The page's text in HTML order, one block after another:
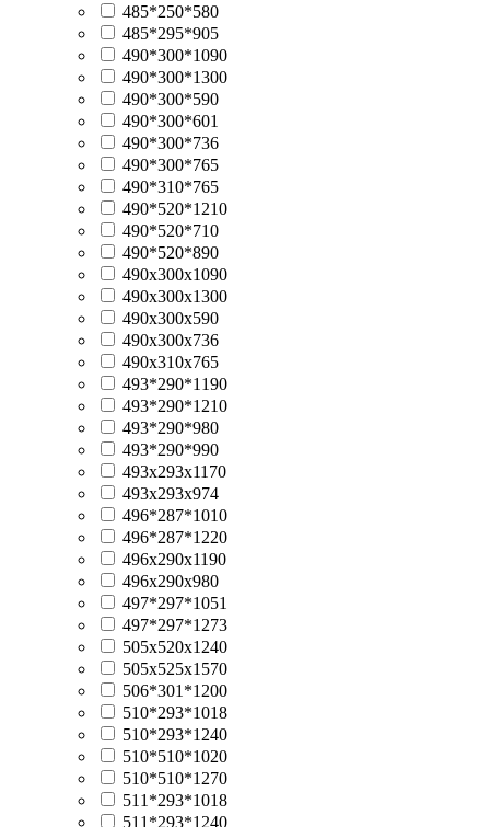
485*250*580
485*295*905
490*300*1090
490*300*1300
490*300*590
490*300*601
490*300*736
490*300*765
490*310*765
490*520*1210
490*520*710
490*520*890
490х300х1090
490х300х1300
490х300х590
490х300х736
490х310х765
493*290*1190
493*290*1210
493*290*980
493*290*990
493х293х1170
493х293х974
496*287*1010
496*287*1220
496x290x1190
496x290x980
497*297*1051
497*297*1273
505х520х1240
505х525х1570
506*301*1200
510*293*1018
510*293*1240
510*510*1020
510*510*1270
511*293*1018
511*293*1240